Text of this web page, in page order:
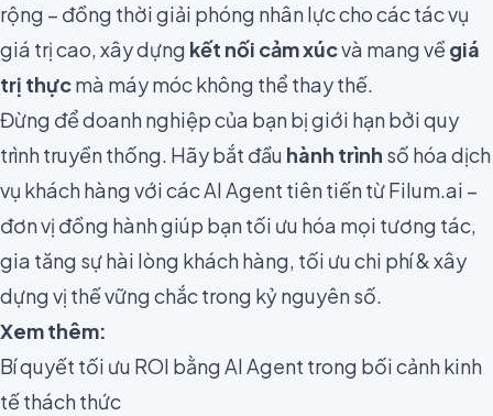
rộng – đồng thời giải phóng nhân lực cho các tác vụ
giá trị cao, xây dựng kết nối cảm xúcvà mang về giá
trị thựcmà máy móc không thể thay thế.
Đừng để doanh nghiệp của bạn bị giới hạn bởi quy
trình truyền thống. Hãy bắt đầu hành trình số hóa dịch
vụ khách hàng với các AI Agent tiên tiến từ Filum.ai –
đơn vị đồng hành giúp bạn tối ưu hóa mọi tương tác,
gia tăng sự hài lòng khách hàng, tối ưu chi phí & xây
dựng vị thế vững chắc trong kỷ nguyên số.
Xem thêm:
Bí quyết tối ưu ROI bằng AI Agent trong bối cảnh kinh
tế thách thức